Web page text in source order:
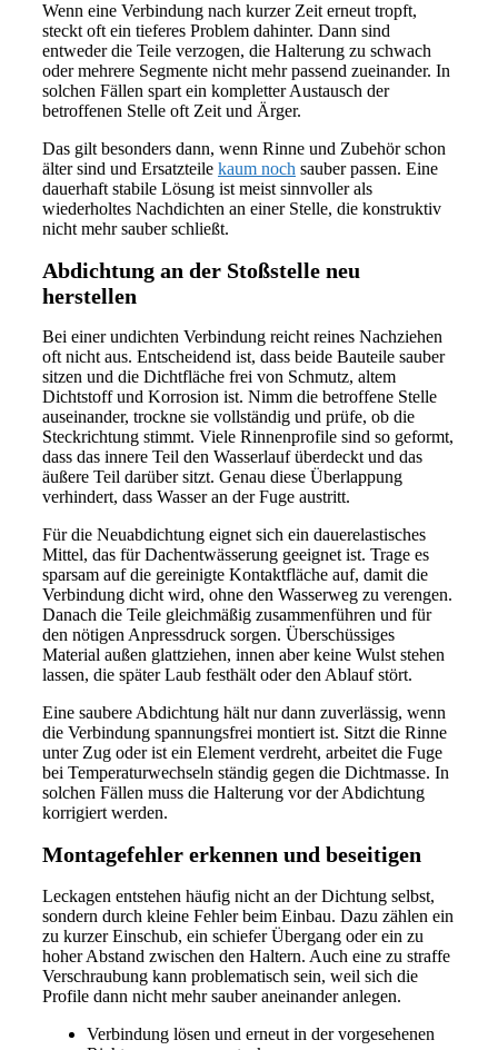
Wenn eine Verbindung nach kurzer Zeit erneut tropft,
steckt oft ein tieferes Problem dahinter. Dann sind
entweder die Teile verzogen, die Halterung zu schwach
oder mehrere Segmente nicht mehr passend zueinander. In
solchen Fällen spart ein kompletter Austausch der
betroffenen Stelle oft Zeit und Ärger.
Das gilt besonders dann, wenn Rinne und Zubehör schon
älter sind und Ersatzteile kaum noch sauber passen. Eine
dauerhaft stabile Lösung ist meist sinnvoller als
wiederholtes Nachdichten an einer Stelle, die konstruktiv
nicht mehr sauber schließt.
Abdichtung an der Stoßstelle neu
herstellen
Bei einer undichten Verbindung reicht reines Nachziehen
oft nicht aus. Entscheidend ist, dass beide Bauteile sauber
sitzen und die Dichtfläche frei von Schmutz, altem
Dichtstoff und Korrosion ist. Nimm die betroffene Stelle
auseinander, trockne sie vollständig und prüfe, ob die
Steckrichtung stimmt. Viele Rinnenprofile sind so geformt,
dass das innere Teil den Wasserlauf überdeckt und das
äußere Teil darüber sitzt. Genau diese Überlappung
verhindert, dass Wasser an der Fuge austritt.
Für die Neuabdichtung eignet sich ein dauerelastisches
Mittel, das für Dachentwässerung geeignet ist. Trage es
sparsam auf die gereinigte Kontaktfläche auf, damit die
Verbindung dicht wird, ohne den Wasserweg zu verengen.
Danach die Teile gleichmäßig zusammenführen und für
den nötigen Anpressdruck sorgen. Überschüssiges
Material außen glattziehen, innen aber keine Wulst stehen
lassen, die später Laub festhält oder den Ablauf stört.
Eine saubere Abdichtung hält nur dann zuverlässig, wenn
die Verbindung spannungsfrei montiert ist. Sitzt die Rinne
unter Zug oder ist ein Element verdreht, arbeitet die Fuge
bei Temperaturwechseln ständig gegen die Dichtmasse. In
solchen Fällen muss die Halterung vor der Abdichtung
korrigiert werden.
Montagefehler erkennen und beseitigen
Leckagen entstehen häufig nicht an der Dichtung selbst,
sondern durch kleine Fehler beim Einbau. Dazu zählen ein
zu kurzer Einschub, ein schiefer Übergang oder ein zu
hoher Abstand zwischen den Haltern. Auch eine zu straffe
Verschraubung kann problematisch sein, weil sich die
Profile dann nicht mehr sauber aneinander anlegen.
Verbindung lösen und erneut in der vorgesehenen